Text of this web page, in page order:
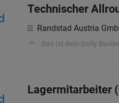
Technischer
Randstad Austria
Das ist dein Daily
Lagermitarbeiter